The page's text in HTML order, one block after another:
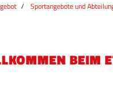
Sportangebote und
BEIM